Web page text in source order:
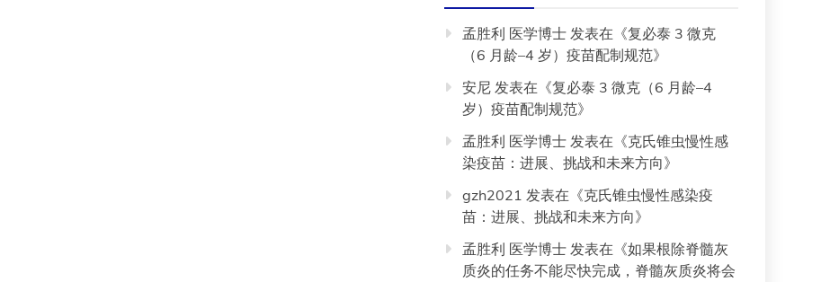
孟胜利 医学博士 发表在《复必泰 3 微克
（6 月龄–4 岁）疫苗配制规范》
安尼 发表在《复必泰 3 微克（6 月龄–4
岁）疫苗配制规范》
孟胜利 医学博士 发表在《克氏锥虫慢性感
染疫苗：进展、挑战和未来方向》
gzh2021 发表在《克氏锥虫慢性感染疫
苗：进展、挑战和未来方向》
孟胜利 医学博士 发表在《如果根除脊髓灰
质炎的任务不能尽快完成，脊髓灰质炎将会